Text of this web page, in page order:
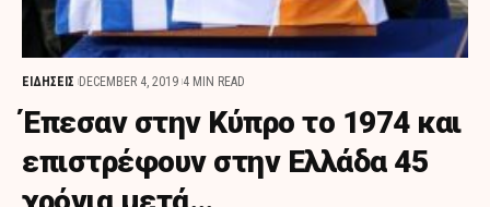
ΕΙΔΗΣΕΙΣ DECEMBER 4, 2019 4 MIN READ
Έπεσαν στην Κύπρο το 1974 και
επιστρέφουν στην Ελλάδα 45